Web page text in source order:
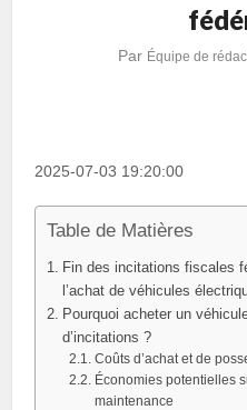
Par Équipe de
2025-07-03 19:20:00
Table de Matières
Fin des incitations fiscales
l’achat de véhicules
Pourquoi acheter un
d’incitations ?
Coûts d’achat et de
Économies potentielles
maintenance